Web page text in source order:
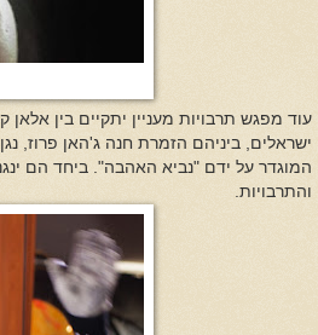
עוד מפגש תרבויות מעניין יתקיים בין אלאן
ישראלים, ביניהם הזמרת חנה ג'האן פרוז,
המוגדר על ידם "נביא האהבה". ביחד הם
והתרבויות.